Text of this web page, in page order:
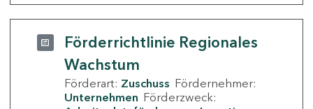
Förderrichtlinie Regionales
Wachstum
Förderart: Zuschuss Fördernehmer:
Unternehmen Förderzweck: